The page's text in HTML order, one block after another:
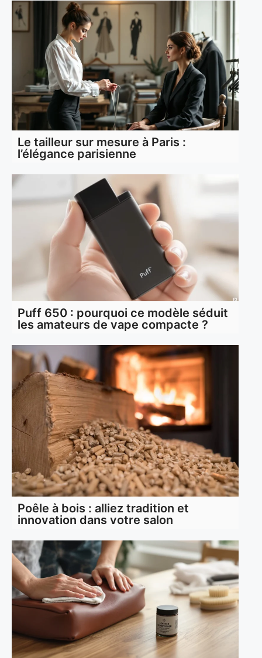
Le tailleur sur mesure à Paris :
l’élégance parisienne
Puff 650 : pourquoi ce modèle séduit
les amateurs de vape compacte ?
Poêle à bois : alliez tradition et
innovation dans votre salon